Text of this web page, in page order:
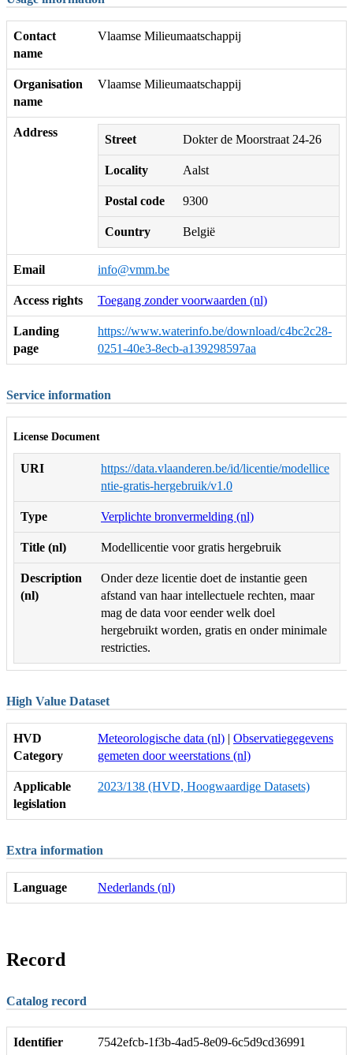
Contact
name
Vlaamse Milieumaatschappij
Organisation
name
Vlaamse Milieumaatschappij
Address
Street Dokter de Moorstraat 24-26
Locality Aalst
Postal code 9300
Country België
Email info@vmm.be
Access rights Toegang zonder voorwaarden (nl)
Landing
page
https://www.waterinfo.be/download/c4bc2c28-
0251-40e3-8ecb-a139298597aa
Service information
License Document
URI
https://data.vlaanderen.be/id/licentie/modellice
ntie-gratis-hergebruik/v1.0
Type Verplichte bronvermelding (nl)
Title (nl) Modellicentie voor gratis hergebruik
Description
(nl)
Onder deze licentie doet de instantie geen
afstand van haar intellectuele rechten, maar
mag de data voor eender welk doel
hergebruikt worden, gratis en onder minimale
restricties.
High Value Dataset
HVD
Category
Meteorologische data (nl) | Observatiegegevens
gemeten door weerstations (nl)
Applicable
legislation
2023/138 (HVD, Hoogwaardige Datasets)
Extra information
Language Nederlands (nl)
Record
Catalog record
Identifier 7542efcb-1f3b-4ad5-8e09-6c5d9cd36991